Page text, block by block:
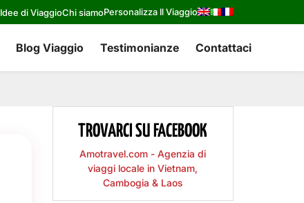
Idee di ViaggioChi siamoPersonalizza Il Viaggio
Blog Viaggio Testimonianze Contattaci
TROVARCI SU FACEBOOK
Amotravel.com - Agenzia di
viaggi locale in Vietnam,
Cambogia & Laos